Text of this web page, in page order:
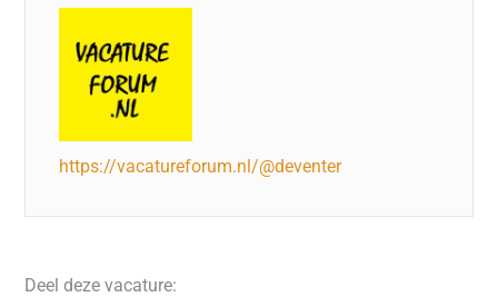
https://vacatureforum.nl/@deventer
Deel deze vacature: